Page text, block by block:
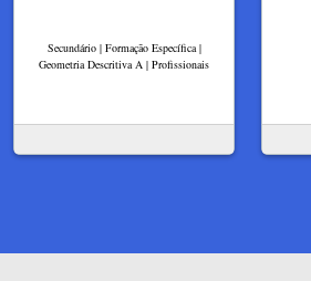
Secundário | Formação Específica |
Geometria Descritiva A | Profissionais